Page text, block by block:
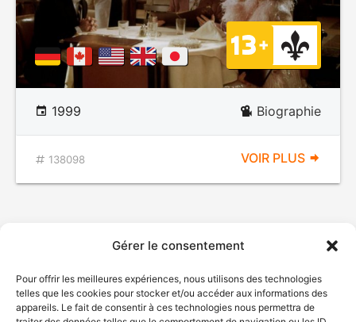
Gérer le consentement
Pour offrir les meilleures expériences, nous utilisons des technologies
telles que les cookies pour stocker et/ou accéder aux informations des
appareils. Le fait de consentir à ces technologies nous permettra de
1999 Biographie
138098 VOIR PLUS